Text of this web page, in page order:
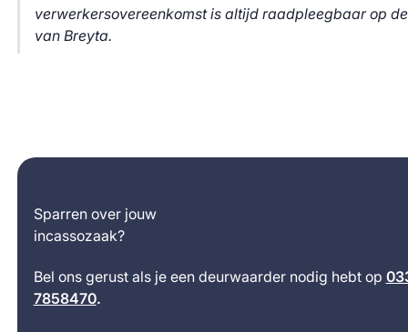
verwerkersovereenkomst is altijd raadpleegbaar op
van Breyta.
Sparren over jouw
incassozaak?
Bel ons gerust als je een deurwaarder nodig hebt op
7858470.